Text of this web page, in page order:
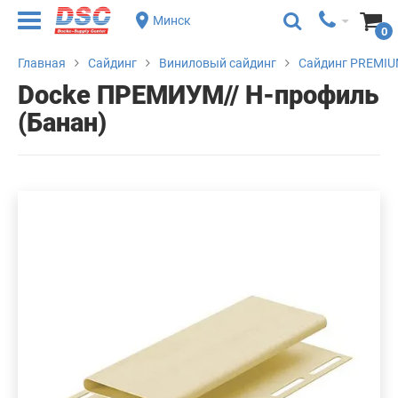
Минск
0
Главная Сайдинг Виниловый сайдинг Сайдинг
Docke ПРЕМИУМ// H-профиль
(Банан)